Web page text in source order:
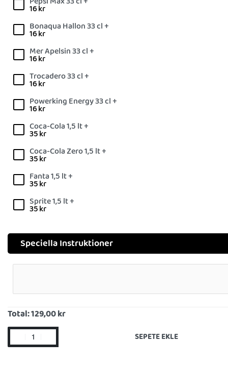
16kr
Bonaqua Hallon 33 cl +
16kr
Mer Apelsin 33 cl +
16kr
Trocadero 33 cl +
16kr
Powerking Energy 33 cl +
16kr
Coca-Cola 1,5 lt +
35kr
Coca-Cola Zero 1,5 lt +
35kr
Fanta 1,5 lt +
35kr
Sprite 1,5 lt +
35kr
Speciella Instruktioner
Total:129,00 kr
SEPETE EKLE